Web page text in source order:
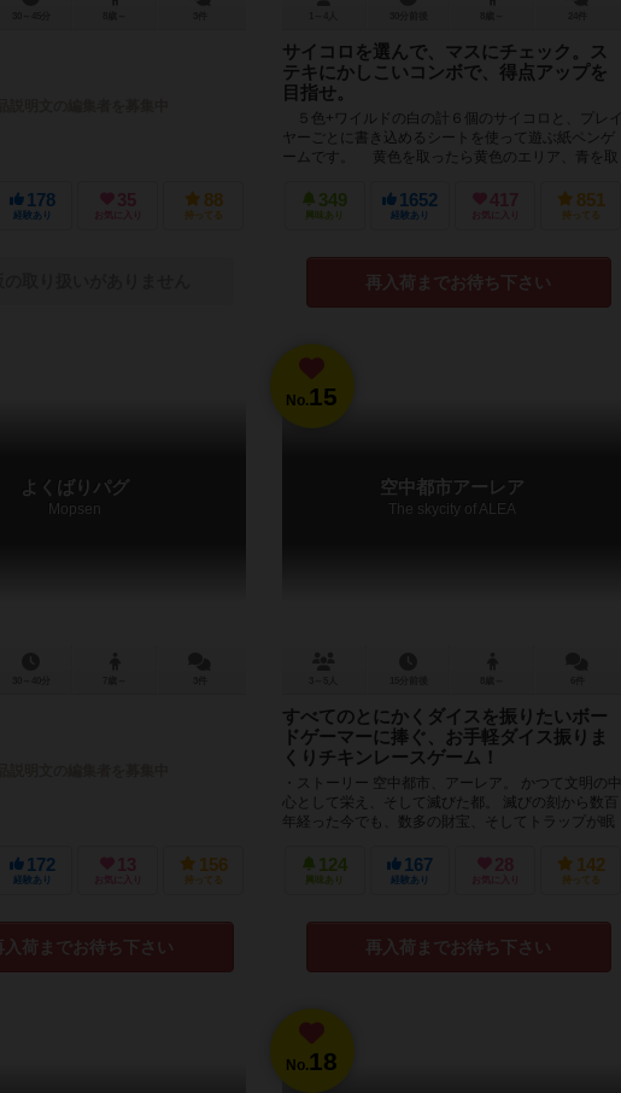
178
経験あり
35
お気に入り
88
持ってる
サイコロを選んで、マスにチェック。ス
テキにかしこいコンボで、得点アップを
目指せ。
５色+ワイルドの白の計６個のサイコロと、プレイ
ヤーごとに書き込めるシートを使って遊ぶ紙ペンゲ
ームです。 黄色を取ったら黄色のエリア、青を取
349
興味あり
1652
経験あり
417
お気に入り
851
持ってる
再入荷までお待ち下さい
よくばりパグ
Mopsen
172
経験あり
13
お気に入り
156
持ってる
入荷までお待ち下さい
No.15
空中都市アーレア
The skycity of ALEA
すべてのとにかくダイスを振りたいボー
ドゲーマーに捧ぐ、お手軽ダイス振りま
くりチキンレースゲーム！
・ストーリー 空中都市、アーレア。 かつて文明の中
心として栄え、そして滅びた都。 滅びの刻から数百
年経った今でも、数多の財宝、そしてトラップが眠
124
興味あり
167
経験あり
28
お気に入り
142
持ってる
再入荷までお待ち下さい
No.18